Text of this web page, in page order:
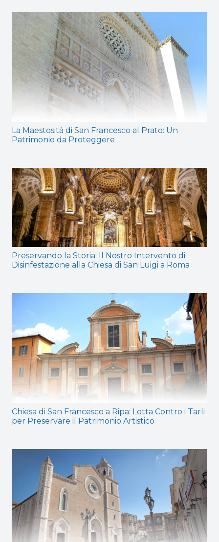
La Maestosità di San Francesco al Prato: Un
Patrimonio da Proteggere
Preservando la Storia: Il Nostro Intervento di
Disinfestazione alla Chiesa di San Luigi a Roma
Chiesa di San Francesco a Ripa: Lotta Contro i Tarli
per Preservare il Patrimonio Artistico